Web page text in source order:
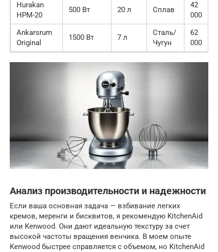
Hurakan
HPM-20
500 Вт 20 л Сплав
42
000
Ankarsrum
Original
1500 Вт 7 л
Сталь/
Чугун
62
000
Анализ производительности и надежности
Если ваша основная задача — взбивание легких
кремов, меренги и бисквитов, я рекомендую KitchenAid
или Kenwood. Они дают идеальную текстуру за счет
высокой частоты вращения венчика. В моем опыте
Kenwood быстрее справляется с объемом, но KitchenAid